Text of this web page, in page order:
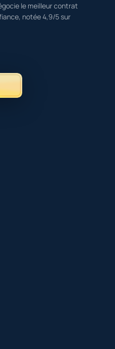
le meilleur contrat
notée 4,9/5 sur